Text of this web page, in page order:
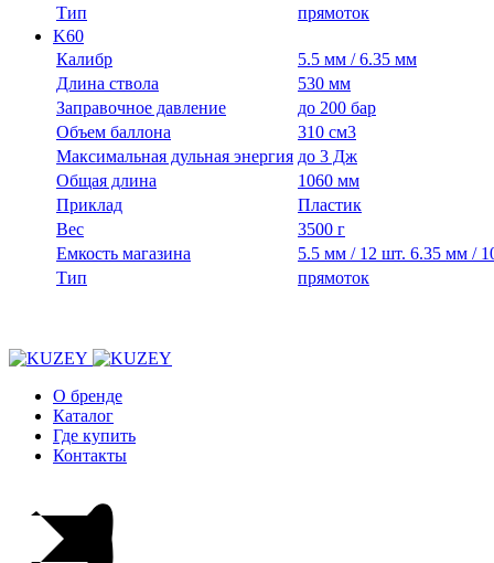
Тип
прямоток
K60
Калибр
5.5 мм / 6.35 мм
Длина ствола
530 мм
Заправочное давление
до 200 бар
Объем баллона
310 см3
Максимальная дульная энергия до 3 Дж
Общая длина
1060 мм
Приклад
Пластик
Вес
3500 г
Емкость магазина
5.5 мм / 12 шт. 6.35 мм /
Тип
прямоток
О бренде
Каталог
Где купить
Контакты